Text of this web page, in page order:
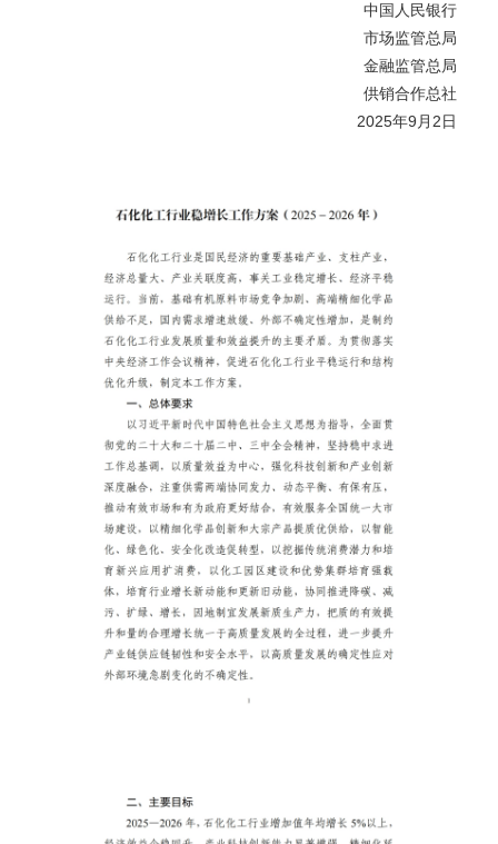
中国人民银行
市场监管总局
金融监管总局
供销合作总社
2025年9月2日